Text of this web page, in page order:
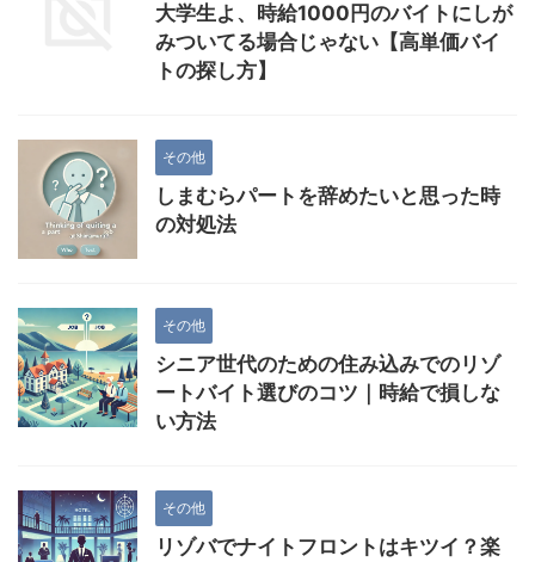
大学生よ、時給1000円のバイトにしが
みついてる場合じゃない【高単価バイ
トの探し方】
その他
しまむらパートを辞めたいと思った時
の対処法
その他
シニア世代のための住み込みでのリゾ
ートバイト選びのコツ｜時給で損しな
い方法
その他
リゾバでナイトフロントはキツイ？楽